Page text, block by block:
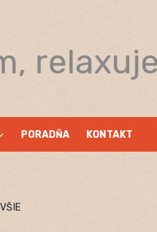
PORADŇA KONTAKT